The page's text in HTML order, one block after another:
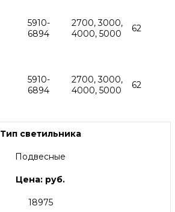
5910-
6894
2700, 3000,
4000, 5000
62
5910-
6894
2700, 3000,
4000, 5000
62
Тип светильника
Подвесные
Цена: руб.
18975